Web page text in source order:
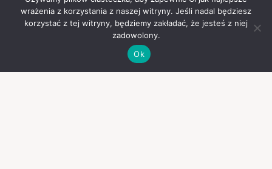
wrażenia z korzystania z naszej witryny. Jeśli nadal będziesz
korzystać z tej witryny, będziemy zakładać, że jesteś z niej
zadowolony.
Ok